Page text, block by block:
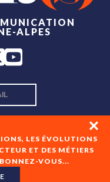
LES ÉVOLUTIONS
ET DES MÉTIERS
VOUS...
ALPES
recevoir les newsletters